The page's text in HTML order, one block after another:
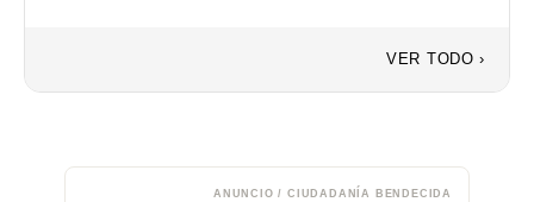
VER TODO ›
ANUNCIO / CIUDADANÍA BENDECIDA